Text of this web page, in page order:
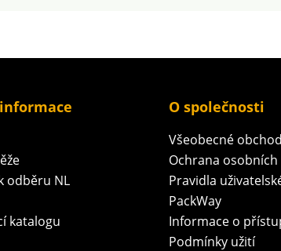
odběru NL
katalogu
O společnosti
Všeobecné
Ochrana
Pravidla
PackWay
Informace o
Podmínky užití